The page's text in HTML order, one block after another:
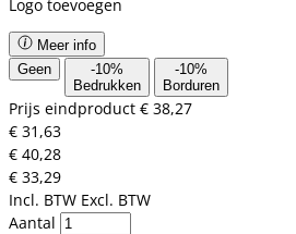
Logo toevoegen
Meer info
Geen
-10%
Bedrukken
-10%
Borduren
Prijs eindproduct € 38,27
€ 31,63
€ 40,28
€ 33,29
Incl. BTW Excl. BTW
Aantal